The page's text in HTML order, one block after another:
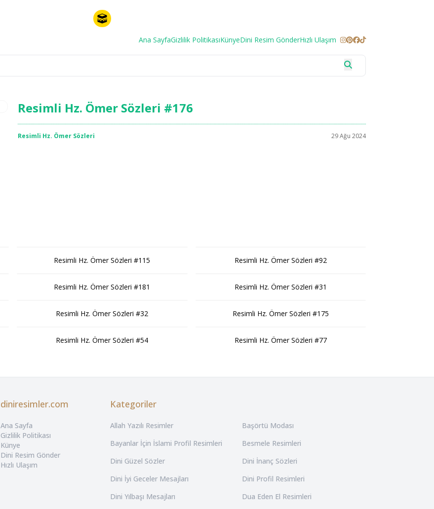
Ana SayfaGizlilik PolitikasıKünyeDini Resim GönderHızlı Ulaşım
Resimli Hz. Ömer Sözleri #176
Resimli Hz. Ömer Sözleri 29 Ağu 2024
Resimli Hz. Ömer Sözleri #115
Resimli Hz. Ömer Sözleri #181
Resimli Hz. Ömer Sözleri #32
Resimli Hz. Ömer Sözleri #54
Resimli Hz. Ömer Sözleri #92
Resimli Hz. Ömer Sözleri #31
Resimli Hz. Ömer Sözleri #175
Resimli Hz. Ömer Sözleri #77
diniresimler.com
Ana Sayfa
Gizlilik Politikası
Künye
Dini Resim Gönder
Hızlı Ulaşım
Kategoriler
Allah Yazılı Resimler
Başörtü Modası
Bayanlar İçin İslami Profil Resimleri
Besmele Resimleri
Dini Güzel Sözler
Dini İnanç Sözleri
Dini İyi Geceler Mesajları
Dini Profil Resimleri
Dini Yılbaşı Mesajları
Dua Eden El Resimleri